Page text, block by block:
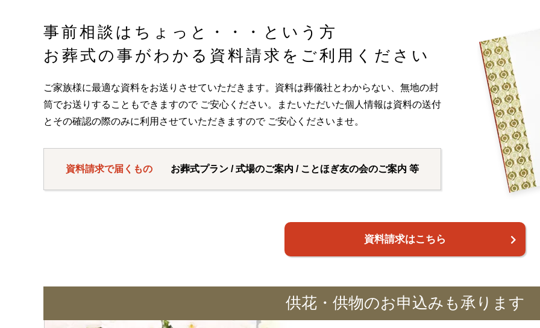
事前相談はちょっと・・・という方
お葬式の事がわかる資料請求をご利用ください
ご家族様に最適な資料をお送りさせていただきます。資料は葬儀社とわからない、無地の封
筒でお送りすることもできますので ご安心ください。またいただいた個人情報は資料の送付
とその確認の際のみに利用させていただきますので ご安心くださいませ。
資料請求で届くもの お葬式プラン / 式場のご案内 / ことほぎ友の会のご案内 等
資料請求はこちら
供花・供物のお申込みも承ります